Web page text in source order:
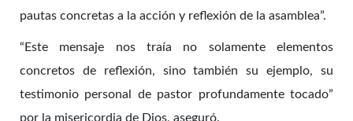
pautas concretas a la acción y reflexión de la asamblea”.
“Este mensaje nos traía no solamente elementos
concretos de reflexión, sino también su ejemplo, su
testimonio personal de pastor profundamente tocado”
por la misericordia de Dios, aseguró.